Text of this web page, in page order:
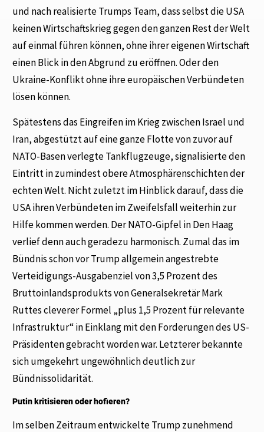
und nach realisierte Trumps Team, dass selbst die USA
keinen Wirtschaftskrieg gegen den ganzen Rest der Welt
auf einmal führen können, ohne ihrer eigenen Wirtschaft
einen Blick in den Abgrund zu eröffnen. Oder den
Ukraine-Konflikt ohne ihre europäischen Verbündeten
lösen können.
Spätestens das Eingreifen im Krieg zwischen Israel und
Iran, abgestützt auf eine ganze Flotte von zuvor auf
NATO-Basen verlegte Tankflugzeuge, signalisierte den
Eintritt in zumindest obere Atmosphärenschichten der
echten Welt. Nicht zuletzt im Hinblick darauf, dass die
USA ihren Verbündeten im Zweifelsfall weiterhin zur
Hilfe kommen werden. Der NATO-Gipfel in Den Haag
verlief denn auch geradezu harmonisch. Zumal das im
Bündnis schon vor Trump allgemein angestrebte
Verteidigungs-Ausgabenziel von 3,5 Prozent des
Bruttoinlandsprodukts von Generalsekretär Mark
Ruttes cleverer Formel „plus 1,5 Prozent für relevante
Infrastruktur“ in Einklang mit den Forderungen des US-
Präsidenten gebracht worden war. Letzterer bekannte
sich umgekehrt ungewöhnlich deutlich zur
Bündnissolidarität.
Putin kritisieren oder hofieren?
Im selben Zeitraum entwickelte Trump zunehmend